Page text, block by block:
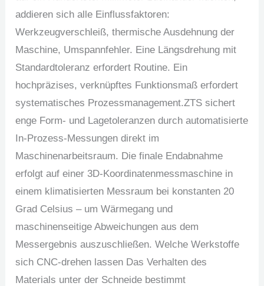
addieren sich alle Einflussfaktoren:
Werkzeugverschleiß, thermische Ausdehnung der
Maschine, Umspannfehler. Eine Längsdrehung mit
Standardtoleranz erfordert Routine. Ein
hochpräzises, verknüpftes Funktionsmaß erfordert
systematisches Prozessmanagement.ZTS sichert
enge Form- und Lagetoleranzen durch automatisierte
In-Prozess-Messungen direkt im
Maschinenarbeitsraum. Die finale Endabnahme
erfolgt auf einer 3D-Koordinatenmessmaschine in
einem klimatisierten Messraum bei konstanten 20
Grad Celsius – um Wärmegang und
maschinenseitige Abweichungen aus dem
Messergebnis auszuschließen. Welche Werkstoffe
sich CNC-drehen lassen Das Verhalten des
Materials unter der Schneide bestimmt